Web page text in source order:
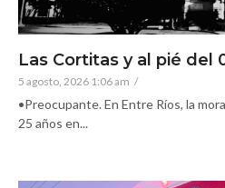
Las Cortitas y al pié del
5 agosto, 2026 1:06 am /
•Preocupante. En Entre Ríos, la
25 años en...